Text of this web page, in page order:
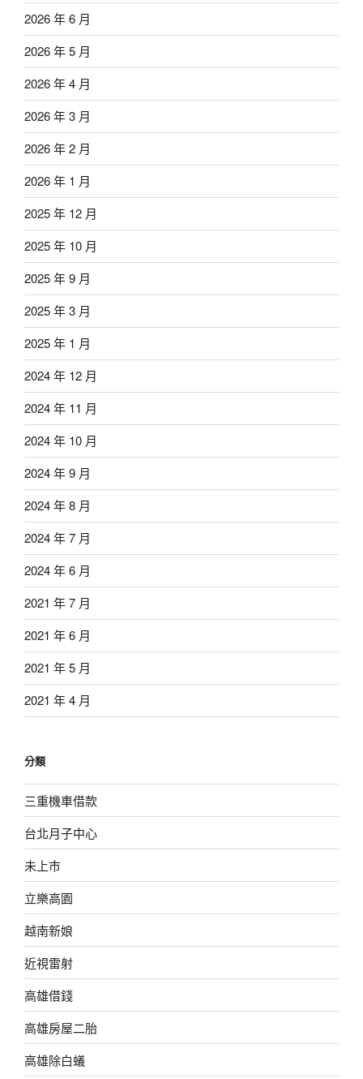
2026 年 6 月
2026 年 5 月
2026 年 4 月
2026 年 3 月
2026 年 2 月
2026 年 1 月
2025 年 12 月
2025 年 10 月
2025 年 9 月
2025 年 3 月
2025 年 1 月
2024 年 12 月
2024 年 11 月
2024 年 10 月
2024 年 9 月
2024 年 8 月
2024 年 7 月
2024 年 6 月
2021 年 7 月
2021 年 6 月
2021 年 5 月
2021 年 4 月
分類
三重機車借款
台北月子中心
未上市
立樂高園
越南新娘
近視雷射
高雄借錢
高雄房屋二胎
高雄除白蟻